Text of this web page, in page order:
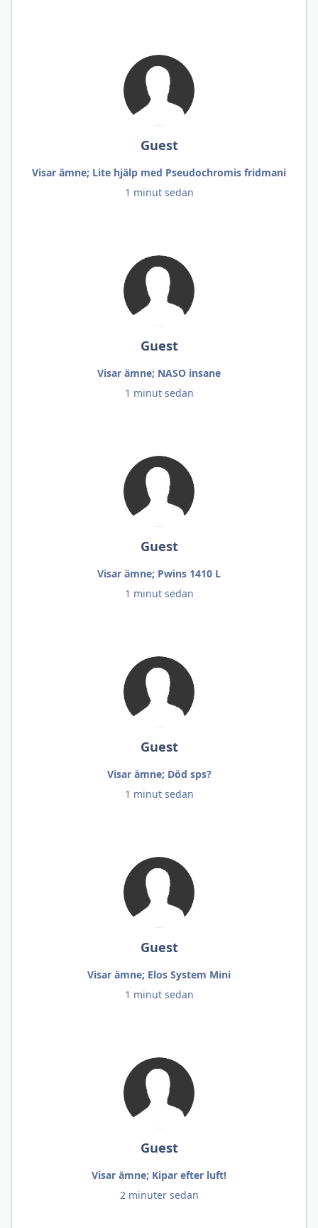
Guest
Visar ämne; Lite hjälp med Pseudochromis fridmani
1 minut sedan
Guest
Visar ämne; NASO insane
1 minut sedan
Guest
Visar ämne; Pwins 1410 L
1 minut sedan
Guest
Visar ämne; Död sps?
1 minut sedan
Guest
Visar ämne; Elos System Mini
1 minut sedan
Guest
Visar ämne; Kipar efter luft!
2 minuter sedan